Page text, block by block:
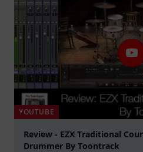
YOUTUBE
Review - EZX Traditional
Drummer By Toontrack